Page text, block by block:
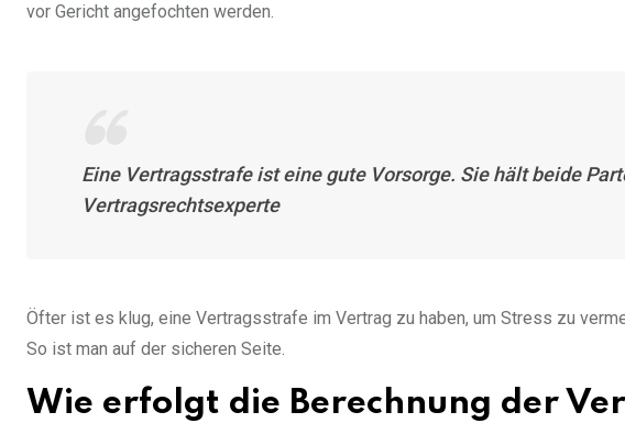
vor Gericht angefochten werden.
Eine Vertragsstrafe ist eine gute Vorsorge. Sie hält beide
Vertragsrechtsexperte
Öfter ist es klug, eine Vertragsstrafe im Vertrag zu haben, um Stress zu
So ist man auf der sicheren Seite.
Wie erfolgt die Berechnung der